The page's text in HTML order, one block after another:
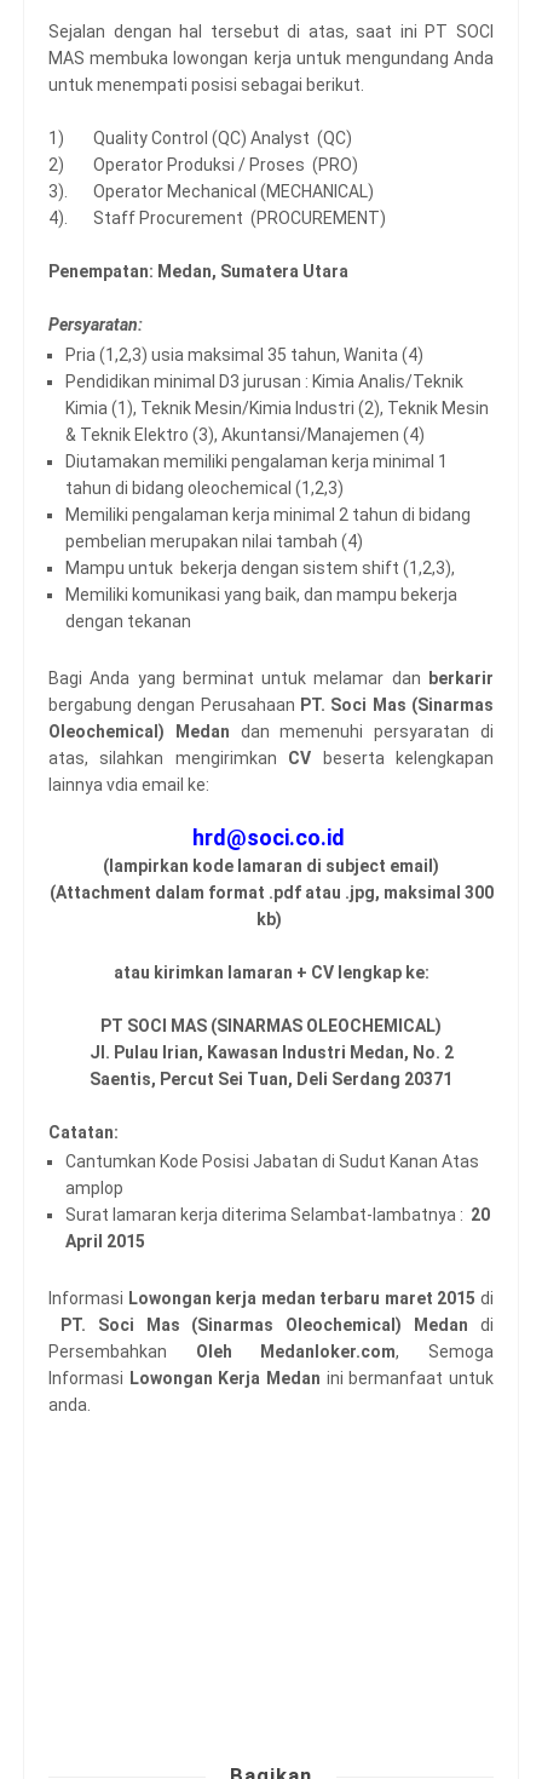
Sejalan dengan hal tersebut di atas, saat ini PT SOCI
MAS membuka lowongan kerja untuk mengundang Anda
untuk menempati posisi sebagai berikut.
1) Quality Control (QC) Analyst (QC)
2) Operator Produksi / Proses (PRO)
3). Operator Mechanical (MECHANICAL)
4). Staff Procurement (PROCUREMENT)
Penempatan: Medan, Sumatera Utara
Persyaratan:
Pria (1,2,3) usia maksimal 35 tahun, Wanita (4)
Pendidikan minimal D3 jurusan : Kimia Analis/Teknik
Kimia (1), Teknik Mesin/Kimia Industri (2), Teknik Mesin
& Teknik Elektro (3), Akuntansi/Manajemen (4)
Diutamakan memiliki pengalaman kerja minimal 1
tahun di bidang oleochemical (1,2,3)
Memiliki pengalaman kerja minimal 2 tahun di bidang
pembelian merupakan nilai tambah (4)
Mampu untuk bekerja dengan sistem shift (1,2,3),
Memiliki komunikasi yang baik, dan mampu bekerja
dengan tekanan
Bagi Anda yang berminat untuk melamar dan berkarir
bergabung dengan Perusahaan PT. Soci Mas (Sinarmas
Oleochemical) Medan dan memenuhi persyaratan di
atas, silahkan mengirimkan CV beserta kelengkapan
lainnya vdia email ke:
hrd@soci.co.id
(lampirkan kode lamaran di subject email)
(Attachment dalam format .pdf atau .jpg, maksimal 300
kb)
atau kirimkan lamaran + CV lengkap ke:
PT SOCI MAS (SINARMAS OLEOCHEMICAL)
Jl. Pulau Irian, Kawasan Industri Medan, No. 2
Saentis, Percut Sei Tuan, Deli Serdang 20371
Catatan:
Cantumkan Kode Posisi Jabatan di Sudut Kanan Atas
amplop
Surat lamaran kerja diterima Selambat-lambatnya : 20
April 2015
Informasi Lowongan kerja medan terbaru maret 2015 di
PT. Soci Mas (Sinarmas Oleochemical) Medan di
Persembahkan Oleh Medanloker.com, Semoga
Informasi Lowongan Kerja Medan ini bermanfaat untuk
anda.